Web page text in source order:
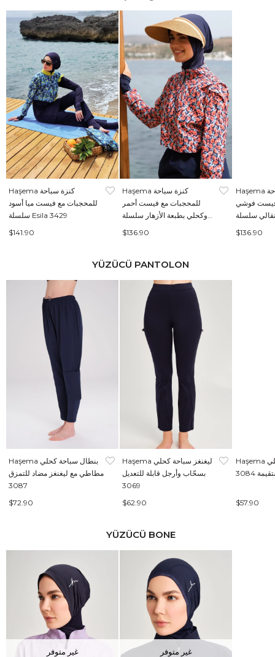
Haşema كنزة سباحة
للمحجبات مع فيست ميا أسود
سلسلة Esila 3429
$141.90
Haşema كنزة سباحة
للمحجبات مع فيست أحمر
وكحلي بطبعة الأزهار سلسلة
Esila 2934
$136.90
Haşema كنزة سباحة
فيست فوشي
$136.90
YÜZÜCÜ PANTOLON
Haşema بنطال سباحة كحلي
مطاطي مع ليغنغز مضاد للتمزق
3087
$72.90
Haşema ليغنغز سباحة كحلي
بسحّاب وأرجل قابلة للتعديل
3069
$62.90
Haşema ليغنغز سباحة كحلي
3084
$57.90
YÜZÜCÜ BONE
غير متوفر غير متوفر